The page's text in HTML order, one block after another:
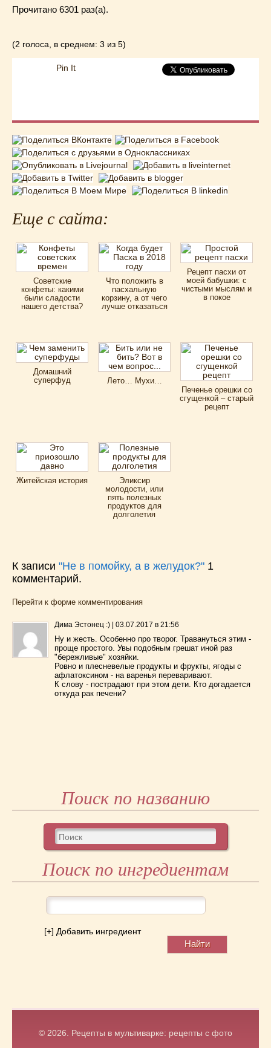
Прочитано 6301 раз(a).
(2 голоса, в среднем: 3 из 5)
Pin It
Еще с сайта:
Советские
конфеты: какими
были сладости
нашего детства?
Что положить в
пасхальную
корзину, а от чего
лучше отказаться
Рецепт пасхи от
моей бабушки: с
чистыми мыслям и
в покое
Домашний
суперфуд
Лето… Мухи…
Печенье орешки со
сгущенкой – старый
рецепт
Житейская история
Эликсир
молодости, или
пять полезных
продуктов для
долголетия
К записи "Не в помойку, а в желудок?" 1
комментарий.
Перейти к форме комментирования
Дима Эстонец :) 03.07.2017 в 21:56
Ну и жесть. Особенно про творог. Травануться этим -
проще простого. Увы подобным грешат иной раз
"бережливые" хозяйки.
Ровно и плесневелые продукты и фрукты, ягоды с
афлатоксином - на варенья переваривают.
К слову - пострадают при этом дети. Кто догадается
откуда рак печени?
Поиск по названию
Поиск по ингредиентам
[+] Добавить ингредиент
© 2026. Рецепты в мультиварке: рецепты с фото